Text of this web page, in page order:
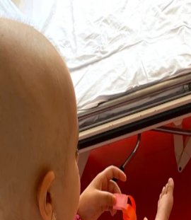
Formularul 230
Redirecționează 3,5%
Introdu CNP-ul pentru a începe
Datele tale sunt în siguranță
CNP-ul este utilizat exclusiv
formularului
Pasul următor